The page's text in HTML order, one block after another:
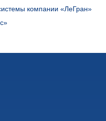
компании «ЛеГран»